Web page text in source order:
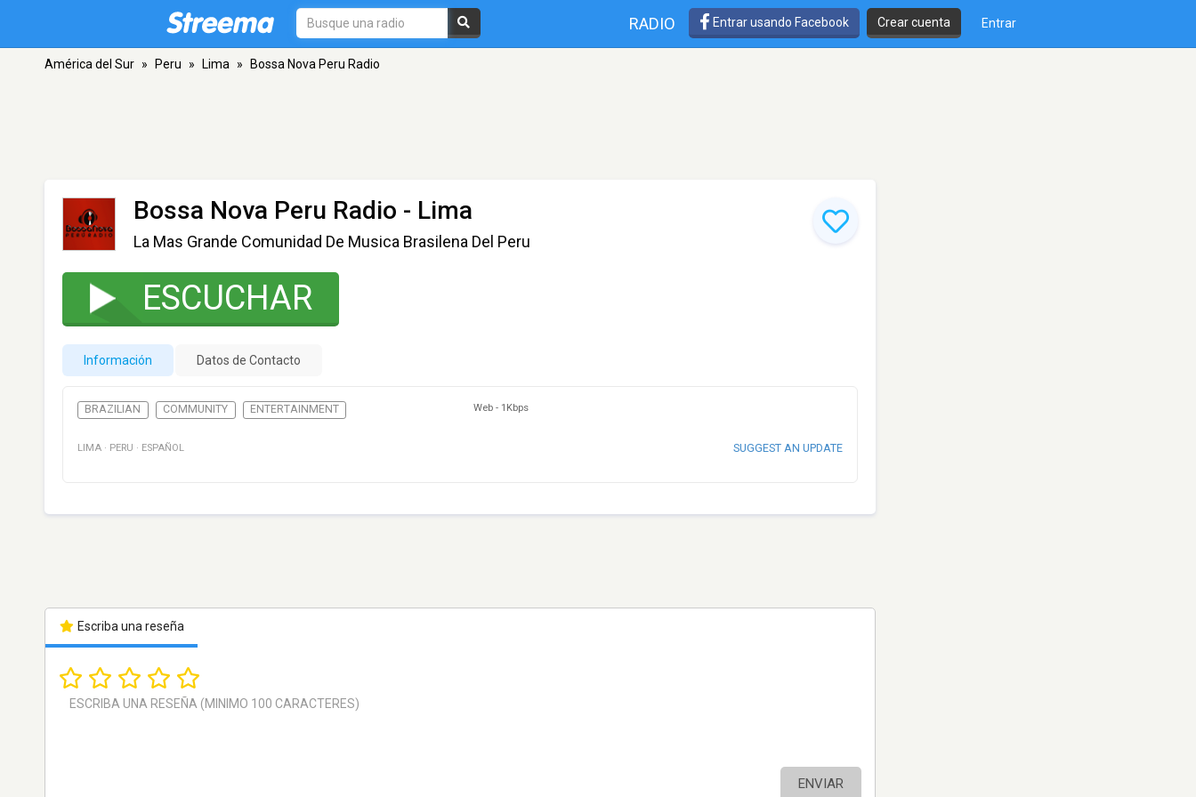
RADIO Entrar usando Facebook Crear cuenta Entrar
América del Sur » Peru » Lima » Bossa Nova Peru Radio
Bossa Nova Peru Radio - Lima
La Mas Grande Comunidad De Musica Brasilena Del Peru
ESCUCHAR
Información Datos de Contacto
BRAZILIAN COMMUNITY ENTERTAINMENT Web - 1Kbps
LIMA · PERU · ESPAÑOL SUGGEST AN UPDATE
Escriba una reseña
ENVIAR